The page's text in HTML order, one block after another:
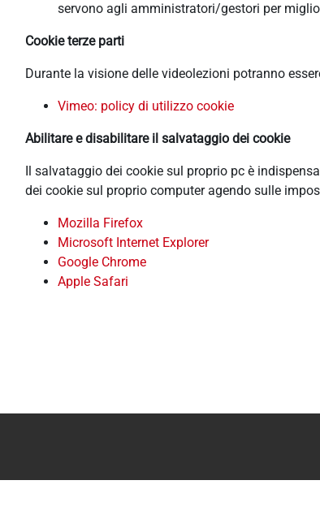
servono agli amministratori/gestori per
Cookie terze parti
Durante la visione delle videolezioni potranno
Vimeo: policy di utilizzo cookie
Abilitare e disabilitare il salvataggio dei cookie
Il salvataggio dei cookie sul proprio pc è
dei cookie sul proprio computer agendo sulle
Mozilla Firefox
Microsoft Internet Explorer
Google Chrome
Apple Safari